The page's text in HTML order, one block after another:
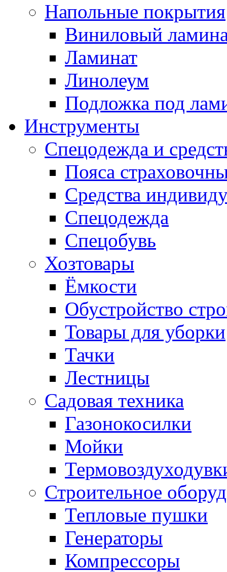
Напольные покрытия
Виниловый
Ламинат
Линолеум
Подложка под
Инструменты
Спецодежда и
Пояса
Средства
Спецодежда
Спецобувь
Хозтовары
Ёмкости
Обустройство
Товары для уборки
Тачки
Лестницы
Садовая техника
Газонокосилки
Мойки
Строительное
Тепловые пушки
Генераторы
Компрессоры